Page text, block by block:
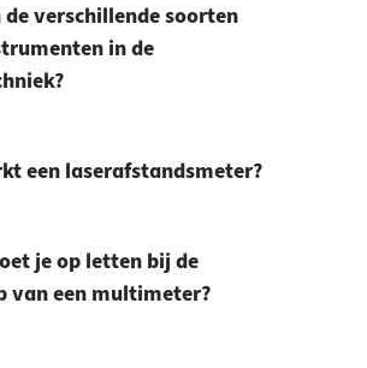
verschillende soorten
in de
een laserafstandsmeter?
je op letten bij de
van een multimeter?